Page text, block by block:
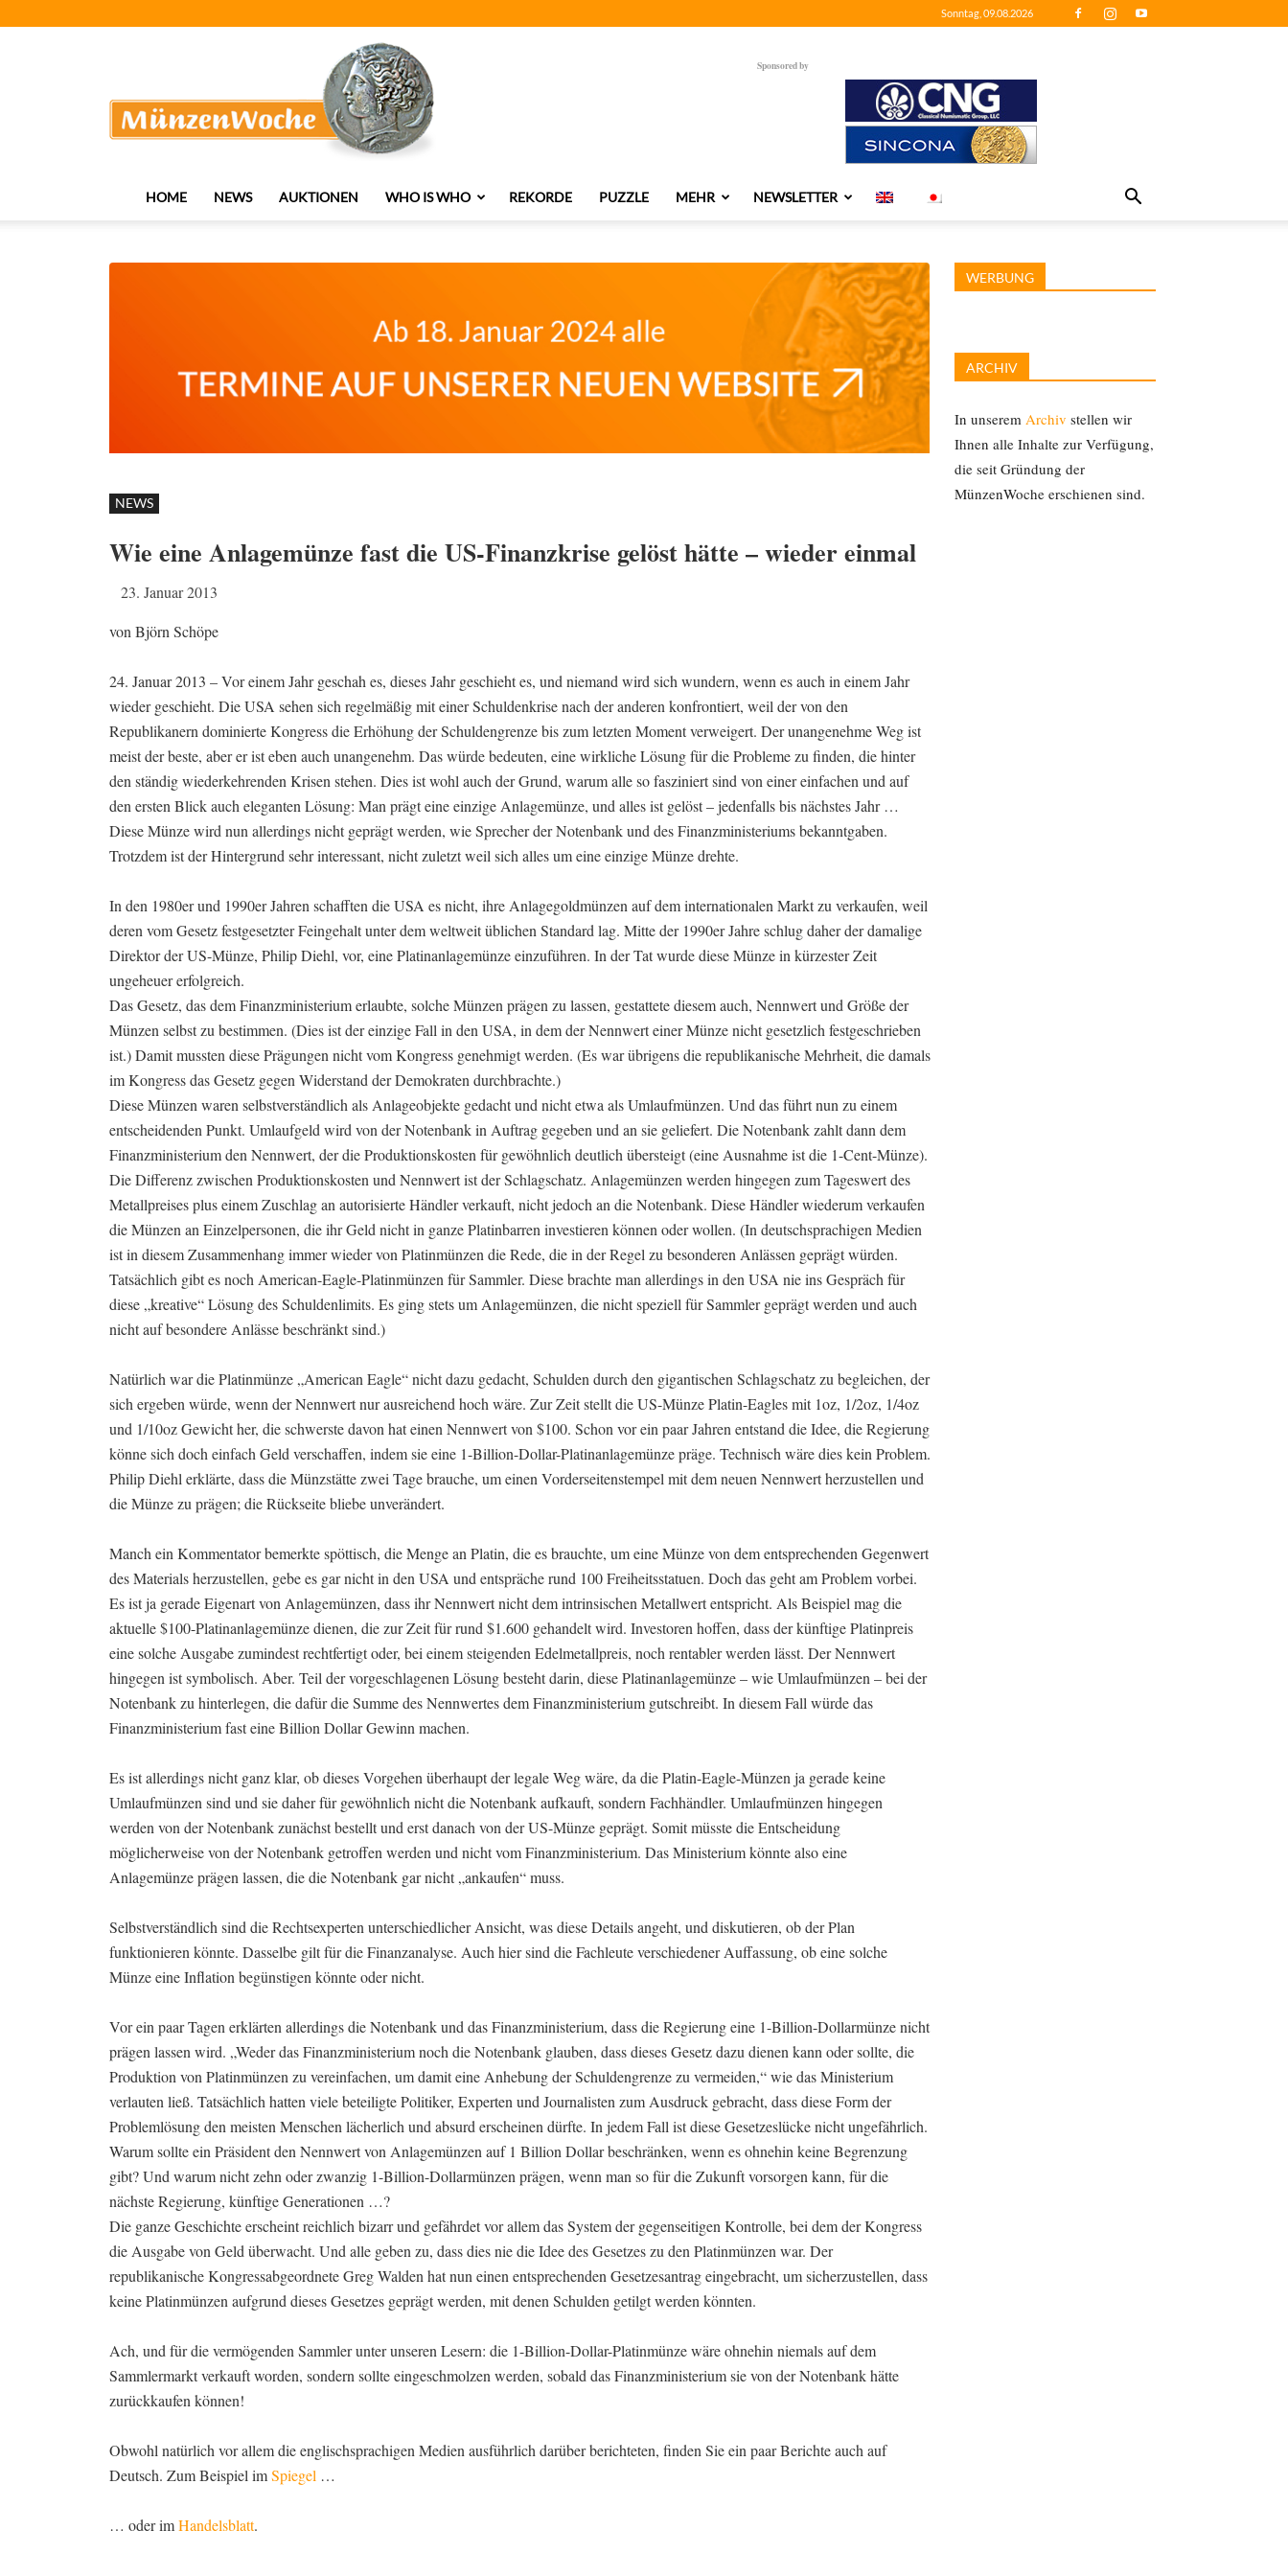
Sonntag, 09.08.2026
Sponsored by
HOME NEWS AUKTIONEN WHO IS WHO REKORDE PUZZLE MEHR NEWSLETTER
NEWS
Wie eine Anlagemünze fast die US-Finanzkrise gelöst hätte – wieder einmal
23. Januar 2013
von Björn Schöpe
24. Januar 2013 – Vor einem Jahr geschah es, dieses Jahr geschieht es, und niemand wird sich wundern, wenn es auch in einem Jahr
wieder geschieht. Die USA sehen sich regelmäßig mit einer Schuldenkrise nach der anderen konfrontiert, weil der von den
Republikanern dominierte Kongress die Erhöhung der Schuldengrenze bis zum letzten Moment verweigert. Der unangenehme Weg ist
meist der beste, aber er ist eben auch unangenehm. Das würde bedeuten, eine wirkliche Lösung für die Probleme zu finden, die hinter
den ständig wiederkehrenden Krisen stehen. Dies ist wohl auch der Grund, warum alle so fasziniert sind von einer einfachen und auf
den ersten Blick auch eleganten Lösung: Man prägt eine einzige Anlagemünze, und alles ist gelöst – jedenfalls bis nächstes Jahr …
Diese Münze wird nun allerdings nicht geprägt werden, wie Sprecher der Notenbank und des Finanzministeriums bekanntgaben.
Trotzdem ist der Hintergrund sehr interessant, nicht zuletzt weil sich alles um eine einzige Münze drehte.
In den 1980er und 1990er Jahren schafften die USA es nicht, ihre Anlagegoldmünzen auf dem internationalen Markt zu verkaufen, weil
deren vom Gesetz festgesetzter Feingehalt unter dem weltweit üblichen Standard lag. Mitte der 1990er Jahre schlug daher der damalige
Direktor der US-Münze, Philip Diehl, vor, eine Platinanlagemünze einzuführen. In der Tat wurde diese Münze in kürzester Zeit
ungeheuer erfolgreich.
Das Gesetz, das dem Finanzministerium erlaubte, solche Münzen prägen zu lassen, gestattete diesem auch, Nennwert und Größe der
Münzen selbst zu bestimmen. (Dies ist der einzige Fall in den USA, in dem der Nennwert einer Münze nicht gesetzlich festgeschrieben
ist.) Damit mussten diese Prägungen nicht vom Kongress genehmigt werden. (Es war übrigens die republikanische Mehrheit, die damals
im Kongress das Gesetz gegen Widerstand der Demokraten durchbrachte.)
Diese Münzen waren selbstverständlich als Anlageobjekte gedacht und nicht etwa als Umlaufmünzen. Und das führt nun zu einem
entscheidenden Punkt. Umlaufgeld wird von der Notenbank in Auftrag gegeben und an sie geliefert. Die Notenbank zahlt dann dem
Finanzministerium den Nennwert, der die Produktionskosten für gewöhnlich deutlich übersteigt (eine Ausnahme ist die 1-Cent-Münze).
Die Differenz zwischen Produktionskosten und Nennwert ist der Schlagschatz. Anlagemünzen werden hingegen zum Tageswert des
Metallpreises plus einem Zuschlag an autorisierte Händler verkauft, nicht jedoch an die Notenbank. Diese Händler wiederum verkaufen
die Münzen an Einzelpersonen, die ihr Geld nicht in ganze Platinbarren investieren können oder wollen. (In deutschsprachigen Medien
ist in diesem Zusammenhang immer wieder von Platinmünzen die Rede, die in der Regel zu besonderen Anlässen geprägt würden.
Tatsächlich gibt es noch American-Eagle-Platinmünzen für Sammler. Diese brachte man allerdings in den USA nie ins Gespräch für
diese „kreative“ Lösung des Schuldenlimits. Es ging stets um Anlagemünzen, die nicht speziell für Sammler geprägt werden und auch
nicht auf besondere Anlässe beschränkt sind.)
Natürlich war die Platinmünze „American Eagle“ nicht dazu gedacht, Schulden durch den gigantischen Schlagschatz zu begleichen, der
sich ergeben würde, wenn der Nennwert nur ausreichend hoch wäre. Zur Zeit stellt die US-Münze Platin-Eagles mit 1oz, 1/2oz, 1/4oz
und 1/10oz Gewicht her, die schwerste davon hat einen Nennwert von $100. Schon vor ein paar Jahren entstand die Idee, die Regierung
könne sich doch einfach Geld verschaffen, indem sie eine 1-Billion-Dollar-Platinanlagemünze präge. Technisch wäre dies kein Problem.
Philip Diehl erklärte, dass die Münzstätte zwei Tage brauche, um einen Vorderseitenstempel mit dem neuen Nennwert herzustellen und
die Münze zu prägen; die Rückseite bliebe unverändert.
Manch ein Kommentator bemerkte spöttisch, die Menge an Platin, die es brauchte, um eine Münze von dem entsprechenden Gegenwert
des Materials herzustellen, gebe es gar nicht in den USA und entspräche rund 100 Freiheitsstatuen. Doch das geht am Problem vorbei.
Es ist ja gerade Eigenart von Anlagemünzen, dass ihr Nennwert nicht dem intrinsischen Metallwert entspricht. Als Beispiel mag die
aktuelle $100-Platinanlagemünze dienen, die zur Zeit für rund $1.600 gehandelt wird. Investoren hoffen, dass der künftige Platinpreis
eine solche Ausgabe zumindest rechtfertigt oder, bei einem steigenden Edelmetallpreis, noch rentabler werden lässt. Der Nennwert
hingegen ist symbolisch. Aber. Teil der vorgeschlagenen Lösung besteht darin, diese Platinanlagemünze – wie Umlaufmünzen – bei der
Notenbank zu hinterlegen, die dafür die Summe des Nennwertes dem Finanzministerium gutschreibt. In diesem Fall würde das
Finanzministerium fast eine Billion Dollar Gewinn machen.
Es ist allerdings nicht ganz klar, ob dieses Vorgehen überhaupt der legale Weg wäre, da die Platin-Eagle-Münzen ja gerade keine
Umlaufmünzen sind und sie daher für gewöhnlich nicht die Notenbank aufkauft, sondern Fachhändler. Umlaufmünzen hingegen
werden von der Notenbank zunächst bestellt und erst danach von der US-Münze geprägt. Somit müsste die Entscheidung
möglicherweise von der Notenbank getroffen werden und nicht vom Finanzministerium. Das Ministerium könnte also eine
Anlagemünze prägen lassen, die die Notenbank gar nicht „ankaufen“ muss.
Selbstverständlich sind die Rechtsexperten unterschiedlicher Ansicht, was diese Details angeht, und diskutieren, ob der Plan
funktionieren könnte. Dasselbe gilt für die Finanzanalyse. Auch hier sind die Fachleute verschiedener Auffassung, ob eine solche
Münze eine Inflation begünstigen könnte oder nicht.
Vor ein paar Tagen erklärten allerdings die Notenbank und das Finanzministerium, dass die Regierung eine 1-Billion-Dollarmünze nicht
prägen lassen wird. „Weder das Finanzministerium noch die Notenbank glauben, dass dieses Gesetz dazu dienen kann oder sollte, die
Produktion von Platinmünzen zu vereinfachen, um damit eine Anhebung der Schuldengrenze zu vermeiden,“ wie das Ministerium
verlauten ließ. Tatsächlich hatten viele beteiligte Politiker, Experten und Journalisten zum Ausdruck gebracht, dass diese Form der
Problemlösung den meisten Menschen lächerlich und absurd erscheinen dürfte. In jedem Fall ist diese Gesetzeslücke nicht ungefährlich.
Warum sollte ein Präsident den Nennwert von Anlagemünzen auf 1 Billion Dollar beschränken, wenn es ohnehin keine Begrenzung
gibt? Und warum nicht zehn oder zwanzig 1-Billion-Dollarmünzen prägen, wenn man so für die Zukunft vorsorgen kann, für die
nächste Regierung, künftige Generationen …?
Die ganze Geschichte erscheint reichlich bizarr und gefährdet vor allem das System der gegenseitigen Kontrolle, bei dem der Kongress
die Ausgabe von Geld überwacht. Und alle geben zu, dass dies nie die Idee des Gesetzes zu den Platinmünzen war. Der
republikanische Kongressabgeordnete Greg Walden hat nun einen entsprechenden Gesetzesantrag eingebracht, um sicherzustellen, dass
keine Platinmünzen aufgrund dieses Gesetzes geprägt werden, mit denen Schulden getilgt werden könnten.
Ach, und für die vermögenden Sammler unter unseren Lesern: die 1-Billion-Dollar-Platinmünze wäre ohnehin niemals auf dem
Sammlermarkt verkauft worden, sondern sollte eingeschmolzen werden, sobald das Finanzministerium sie von der Notenbank hätte
zurückkaufen können!
Obwohl natürlich vor allem die englischsprachigen Medien ausführlich darüber berichteten, finden Sie ein paar Berichte auch auf
Deutsch. Zum Beispiel imSpiegel …
… oder imHandelsblatt.
WERBUNG
ARCHIV
In unserem Archiv stellen wir
Ihnen alle Inhalte zur Verfügung,
die seit Gründung der
MünzenWoche erschienen sind.